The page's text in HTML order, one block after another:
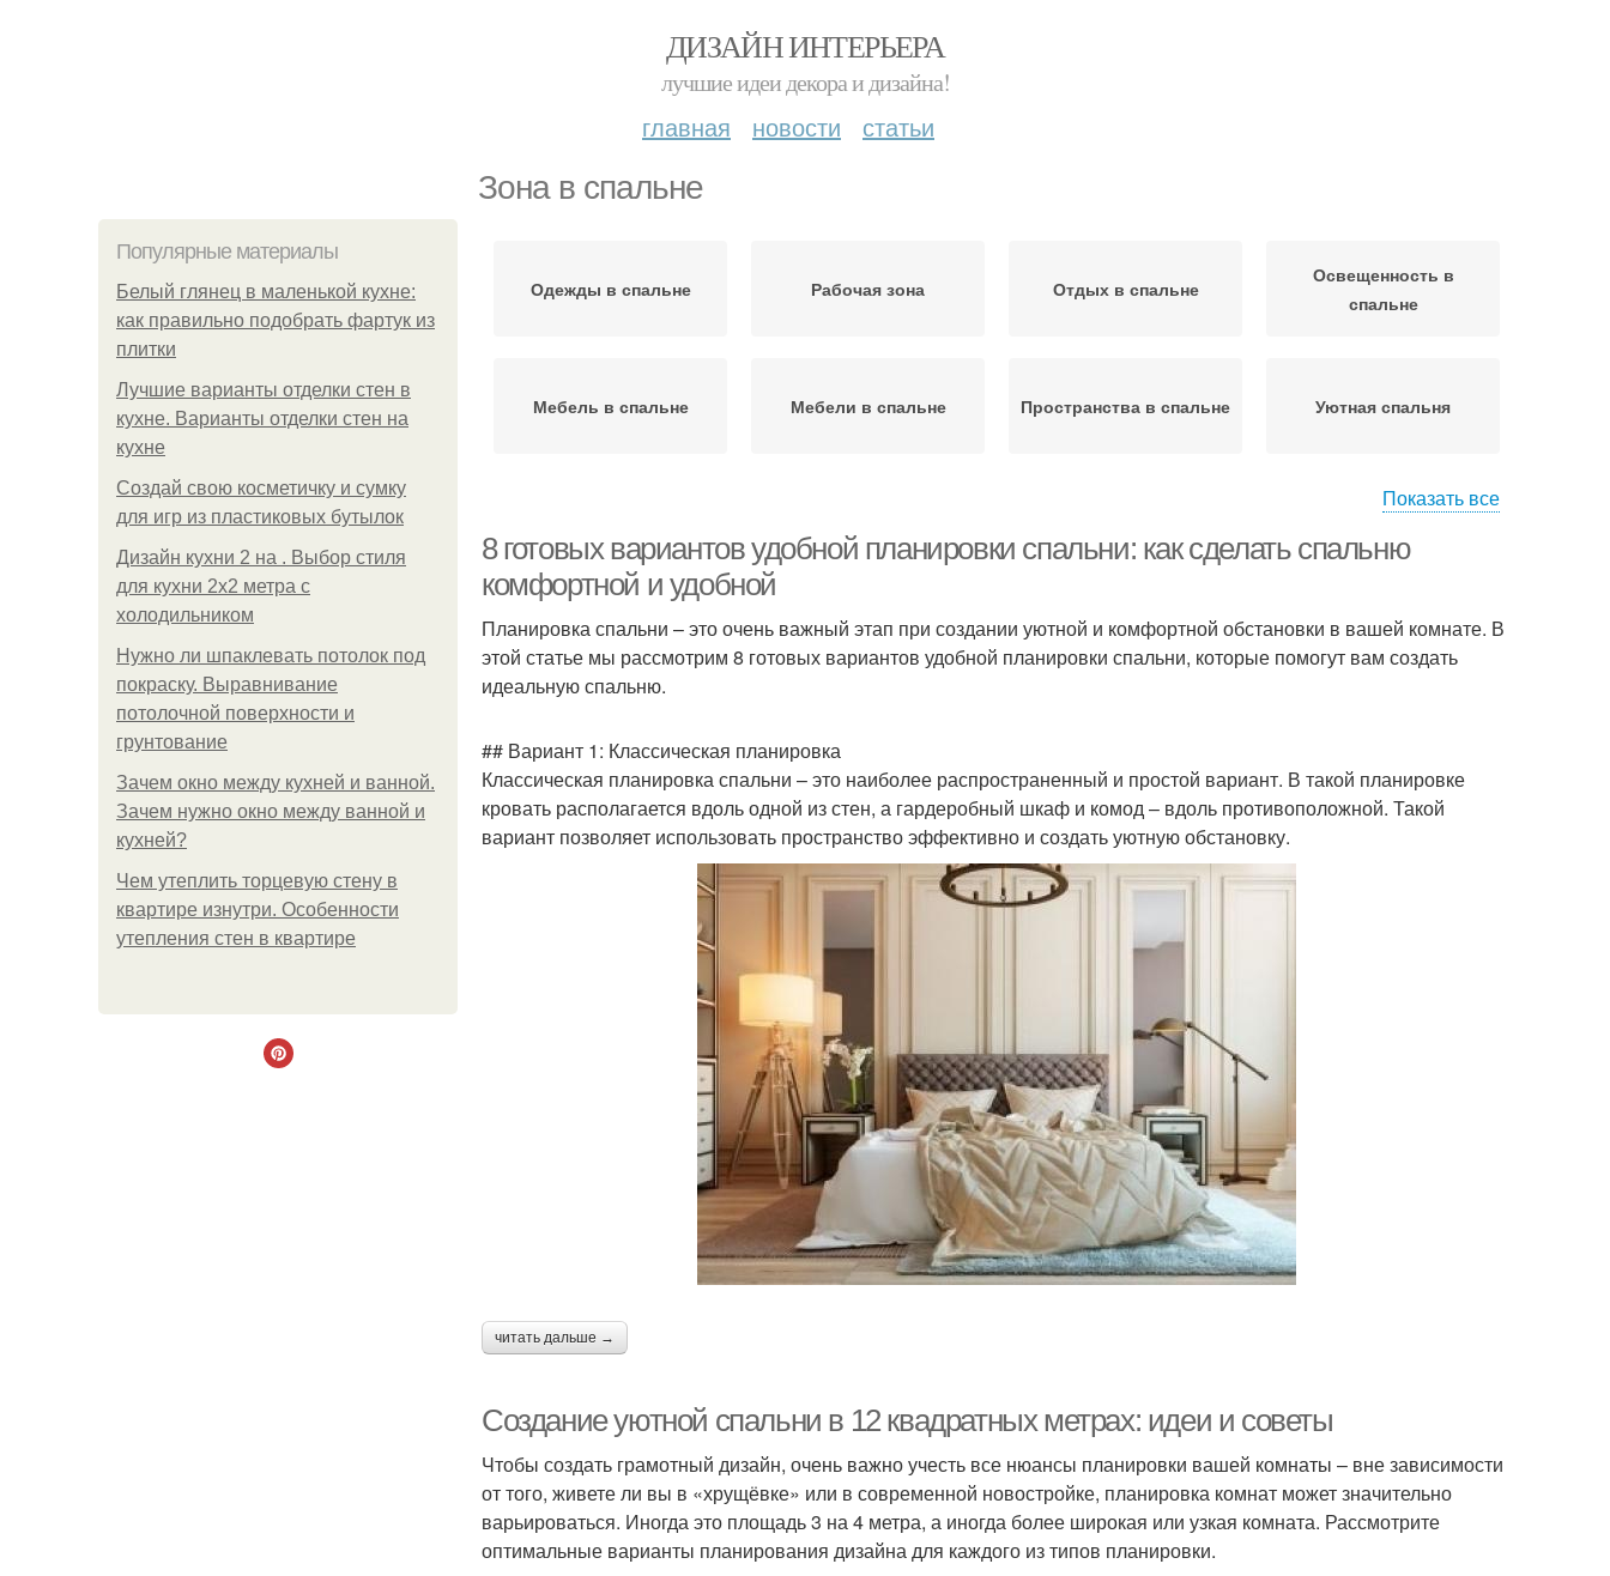
ДИЗАЙН ИНТЕРЬЕРА
лучшие идеи декора и дизайна!
главная новости статьи
Зона в спальне
Популярные материалы
Белый глянец в маленькой кухне:
как правильно подобрать фартук из
плитки
Лучшие варианты отделки стен в
кухне. Варианты отделки стен на
кухне
Создай свою косметичку и сумку
для игр из пластиковых бутылок
Дизайн кухни 2 на . Выбор стиля
для кухни 2х2 метра с
холодильником
Нужно ли шпаклевать потолок под
покраску. Выравнивание
потолочной поверхности и
грунтование
Зачем окно между кухней и ванной.
Зачем нужно окно между ванной и
кухней?
Чем утеплить торцевую стену в
квартире изнутри. Особенности
утепления стен в квартире
Одежды в спальне Рабочая зона Отдых в спальне
Освещенность в
спальне
Мебель в спальне Мебели в спальне Пространства в спальне Уютная спальня
Показать все
8 готовых вариантов удобной планировки спальни: как сделать спальню
комфортной и удобной
Планировка спальни – это очень важный этап при создании уютной и комфортной обстановки в вашей комнате. В
этой статье мы рассмотрим 8 готовых вариантов удобной планировки спальни, которые помогут вам создать
идеальную спальню.
## Вариант 1: Классическая планировка
Классическая планировка спальни – это наиболее распространенный и простой вариант. В такой планировке
кровать располагается вдоль одной из стен, а гардеробный шкаф и комод – вдоль противоположной. Такой
вариант позволяет использовать пространство эффективно и создать уютную обстановку.
читать дальше →
Создание уютной спальни в 12 квадратных метрах: идеи и советы
Чтобы создать грамотный дизайн, очень важно учесть все нюансы планировки вашей комнаты – вне зависимости
от того, живете ли вы в «хрущёвке» или в современной новостройке, планировка комнат может значительно
варьироваться. Иногда это площадь 3 на 4 метра, а иногда более широкая или узкая комната. Рассмотрите
оптимальные варианты планирования дизайна для каждого из типов планировки.